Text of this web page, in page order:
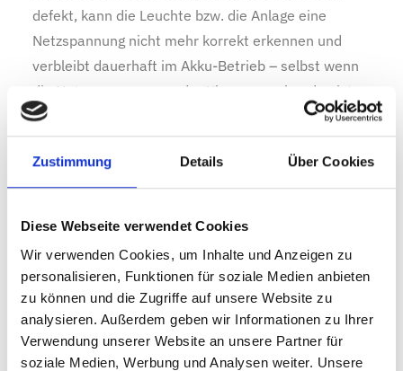
Zustimmung Details Über Cookies
Diese Webseite verwendet Cookies
Wir verwenden Cookies, um Inhalte und Anzeigen zu
personalisieren, Funktionen für soziale Medien anbieten
zu können und die Zugriffe auf unsere Website zu
analysieren. Außerdem geben wir Informationen zu Ihrer
Verwendung unserer Website an unsere Partner für
soziale Medien, Werbung und Analysen weiter. Unsere
defekt, kann die Leuchte bzw. die Anlage eine
Netzspannung nicht mehr korrekt erkennen und
verbleibt dauerhaft im Akku-Betrieb – selbst wenn
die Netzversorgung an der Klemme vorhanden ist.
In diesem Fall muss die Leuchte / der Netzwächter
getauscht werden.
Falsch konfigurierte Schaltungsart
Systemtausch werden Leuchten gelegentlich mit
einer falschen Schaltungsart konfiguriert oder
adressiert. Eine auf Dauerschaltung konfigurierte
Leuchte in einem Bereitschaftssystem leuchtet
dauerhaft – ohne dass ein technischer Defekt
vorliegt. Die Lösung ist eine Neukonfiguration, keine